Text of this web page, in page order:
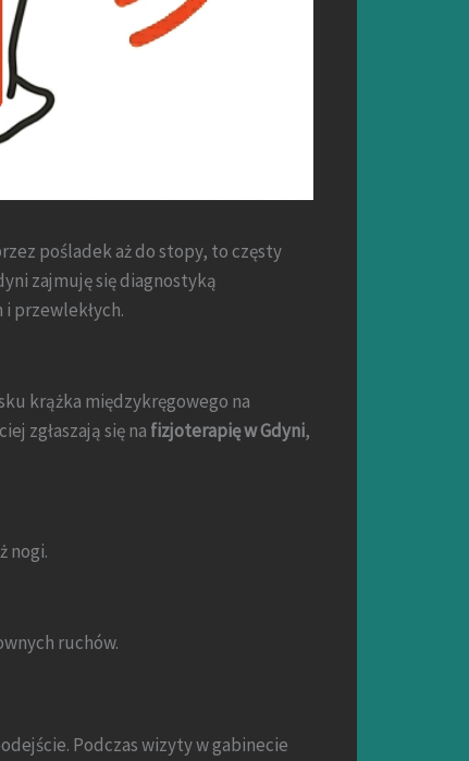
pośladek aż do stopy, to częsty
zajmuję się diagnostyką
przewlekłych.
krążka międzykręgowego na
zgłaszają się na fizjoterapię w Gdyni,
nogi.
ruchów.
Podczas wizyty w gabinecie